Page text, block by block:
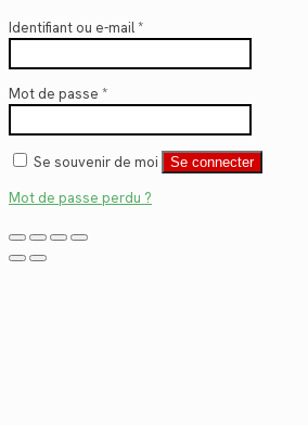
Identifiant ou e-mail*
Mot de passe *
Se souvenir de moi Se connecter
Mot de passe perdu ?